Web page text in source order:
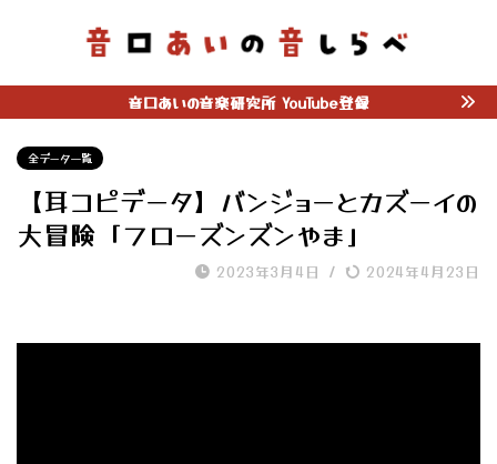
音口あいの音楽研究所 YouTube登録
全データ一覧
【耳コピデータ】バンジョーとカズーイの
大冒険「フローズンズンやま」
2023年3月4日 / 2024年4月23日